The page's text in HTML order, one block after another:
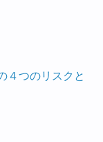
４つのリスクと